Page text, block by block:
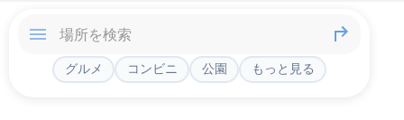
グルメ コンビニ 公園 もっと見る